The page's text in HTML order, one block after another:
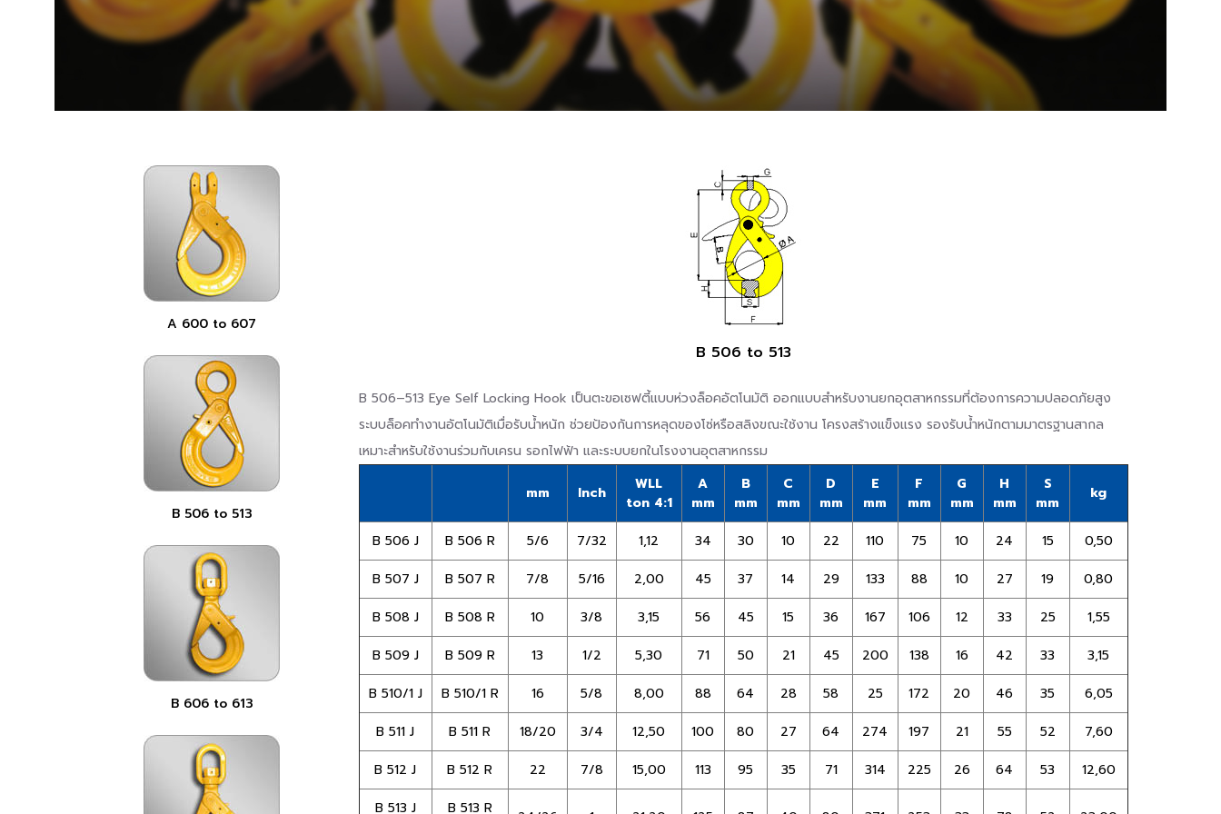
A 600 to 607
B 506 to 513
B 606 to 613
B 506 to 513
B 506–513 Eye Self Locking Hook เป็นตะขอเซฟตี้แบบห่วงล็อคอัตโนมัติ ออกแบบสำหรับงานยกอุตสาหกรรมที่ต้องการความปลอดภัยสูง
ระบบล็อคทำงานอัตโนมัติเมื่อรับน้ำหนัก ช่วยป้องกันการหลุดของโซ่หรือสลิงขณะใช้งาน โครงสร้างแข็งแรง รองรับน้ำหนักตามมาตรฐานสากล
เหมาะสำหรับใช้งานร่วมกับเครน รอกไฟฟ้า และระบบยกในโรงงานอุตสาหกรรม
mm Inch
WLL
ton 4:1
A
mm
B
mm
C
mm
D
mm
E
mm
F
mm
G
mm
H
mm
S
mm
kg
B 506 J B 506 R 5/6 7/32 1,12 34 30 10 22 110 75 10 24 15
0,50
B 507 J
B 507 R 7/8 5/16 2,00 45 37 14 29 133 88 10 27 19
0,80
B 508 J
B 508 R 10 3/8 3,15 56 45 15 36 167 106 12 33 25
1,55
B 509 J
B 509 R 13 1/2 5,30 71 50 21 45 200 138 16 42 33
3,15
B 510/1 J
B 510/1 R 16 5/8 8,00 88 64 28 58 25 172 20 46 35
6,05
B 511 J
B 511 R 18/20 3/4 12,50 100 80 27 64 274 197 21 55 52
7,60
B 512 J
B 512 R 22 7/8 15,00 113 95 35 71 314 225 26 64 53
12,60
B 513 J
B 513 R